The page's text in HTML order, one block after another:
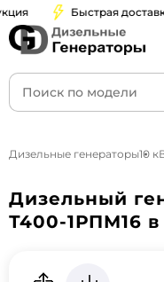
Быстрая
Дизельные генераторы10
Дизельный
Т400-1РПМ16